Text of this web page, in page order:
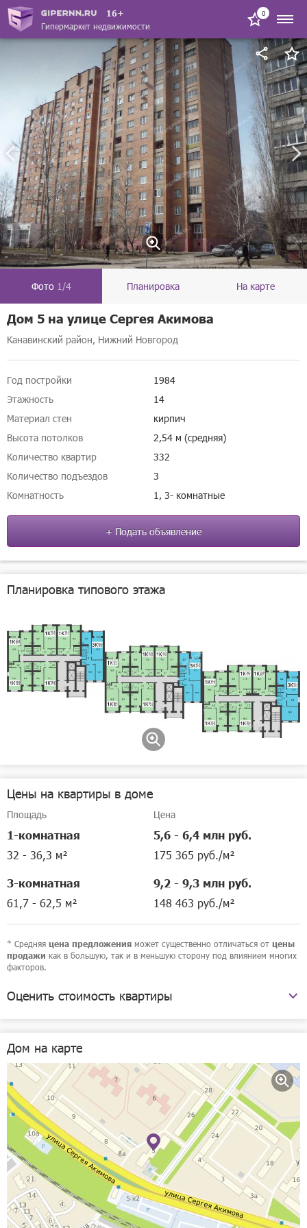
16+
Гипермаркет недвижимости
0
Фото 1/4 Планировка На карте
Дом 5 на улице Сергея Акимова
Канавинский район, Нижний Новгород
Год постройки
1984
Этажность
14
Материал стен
кирпич
Высота потолков
2,54 м (средняя)
Количество квартир
332
Количество подъездов
3
Комнатность
1, 3- комнатные
+ Подать объявление
Планировка типового этажа
Цены на квартиры в доме
Площадь Цена
1-комнатная
32 - 36,3 м²
5,6 - 6,4 млн руб.
175 365 руб./м²
3-комнатная
61,7 - 62,5 м²
9,2 - 9,3 млн руб.
148 463 руб./м²
* Средняя цена предложения может существенно отличаться от цены
продажи как в большую, так и в меньшую сторону под влиянием многих
факторов.
Оценить стоимость квартиры
Рассчитать
Дом на карте